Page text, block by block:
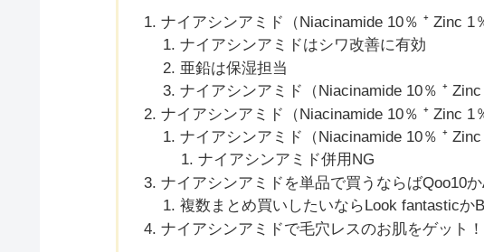
ナイアシンアミド（Niacinamide 10％ ⁺ Zinc 1
ナイアシンアミドはシワ改善に有効
亜鉛は保湿担当
ナイアシンアミド（Niacinamide 10％ ⁺
ナイアシンアミド（Niacinamide 10％ ⁺ Zinc 1
ナイアシンアミド（Niacinamide 10％ ⁺
ナイアシンアミド併用NG
ナイアシンアミドを単品で買うならばQoo10
複数まとめ買いしたいならLook fantasticか
ナイアシンアミドで毛穴レスのお肌をゲット！